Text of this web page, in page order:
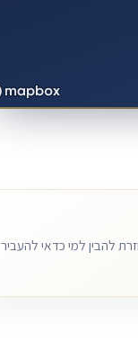
להבין למי כדאי להעביר